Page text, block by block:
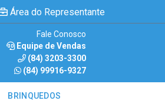
Área do Representante
Fale Conosco
Equipe de Vendas
(84) 3203-3300
(84) 99916-9327
BRINQUEDOS